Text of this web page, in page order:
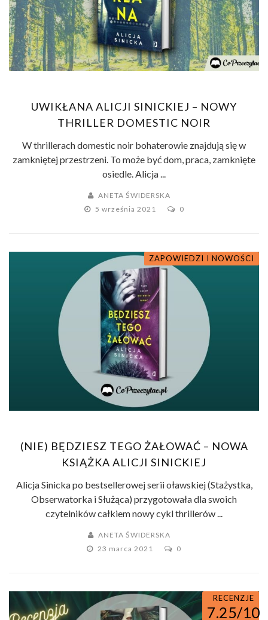
UWIKŁANA ALICJI SINICKIEJ – NOWY
THRILLER DOMESTIC NOIR
W thrillerach domestic noir bohaterowie znajdują się w
zamkniętej przestrzeni. To może być dom, praca, zamknięte
osiedle. Alicja ...
ANETA ŚWIDERSKA
5 września 2021
0
ZAPOWIEDZI I NOWOŚCI
(NIE) BĘDZIESZ TEGO ŻAŁOWAĆ – NOWA
KSIĄŻKA ALICJI SINICKIEJ
Alicja Sinicka po bestsellerowej serii oławskiej (Stażystka,
Obserwatorka i Służąca) przygotowała dla swoich
czytelników całkiem nowy cykl thrillerów ...
ANETA ŚWIDERSKA
23 marca 2021
0
RECENZJE
7.25/10